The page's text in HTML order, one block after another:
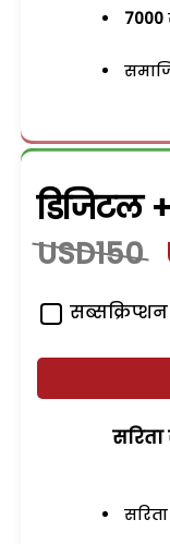
7000
डिजिटल
USD150